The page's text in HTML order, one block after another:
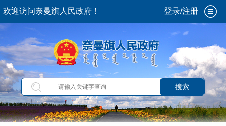
欢迎访问奈曼旗人民政府！ 登录/注册
搜索